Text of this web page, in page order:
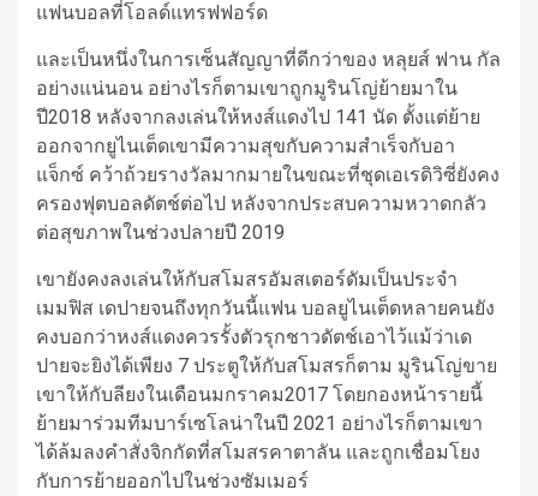
แฟนบอลที่โอลด์แทรฟฟอร์ด
และเป็นหนึ่งในการเซ็นสัญญาที่ดีกว่าของ หลุยส์ ฟาน กัล
อย่างแน่นอน อย่างไรก็ตามเขาถูกมูรินโญ่ย้ายมาใน
ปี2018 หลังจากลงเล่นให้หงส์แดงไป 141 นัด ตั้งแต่ย้าย
ออกจากยูไนเต็ดเขามีความสุขกับความสําเร็จกับอา
แจ็กซ์ คว้าถ้วยรางวัลมากมายในขณะที่ชุดเอเรดิวิซี่ยังคง
ครองฟุตบอลดัตช์ต่อไป หลังจากประสบความหวาดกลัว
ต่อสุขภาพในช่วงปลายปี 2019
เขายังคงลงเล่นให้กับสโมสรอัมสเตอร์ดัมเป็นประจํา
เมมฟิส เดปายจนถึงทุกวันนี้แฟน บอลยูไนเต็ดหลายคนยัง
คงบอกว่าหงส์แดงควรรั้งตัวรุกชาวดัตช์เอาไว้แม้ว่าเด
ปายจะยิงได้เพียง 7 ประตูให้กับสโมสรก็ตาม มูรินโญ่ขาย
เขาให้กับลียงในเดือนมกราคม2017 โดยกองหน้ารายนี้
ย้ายมาร่วมทีมบาร์เซโลน่าในปี 2021 อย่างไรก็ตามเขา
ได้ล้มลงคําสั่งจิกกัดที่สโมสรคาตาลัน และถูกเชื่อมโยง
กับการย้ายออกไปในช่วงซัมเมอร์